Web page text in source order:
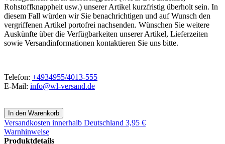
Rohstoffknappheit usw.) unserer Artikel kurzfristig überholt sein. In
diesem Fall würden wir Sie benachrichtigen und auf Wunsch den
vergriffenen Artikel portofrei nachsenden. Wünschen Sie weitere
Auskünfte über die Verfügbarkeiten unserer Artikel, Lieferzeiten
sowie Versandinformationen kontaktieren Sie uns bitte.
Telefon: +4934955/4013-555
E-Mail: info@wl-versand.de
Versandkosten innerhalb Deutschland 3,95 €
Warnhinweise
Produktdetails